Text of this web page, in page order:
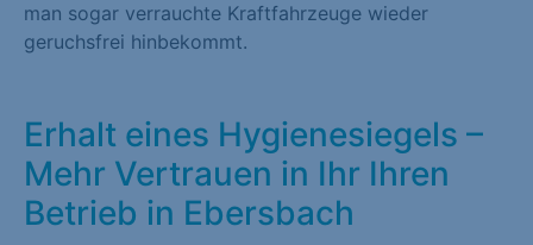
man sogar verrauchte Kraftfahrzeuge wieder
geruchsfrei hinbekommt.
Erhalt eines Hygienesiegels –
Mehr Vertrauen in Ihr Ihren
Betrieb in Ebersbach